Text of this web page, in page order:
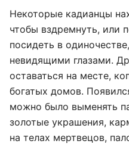
Некоторые кадианцы
чтобы вздремнуть, или
посидеть в
невидящими глазами.
оставаться на месте,
богатых домов.
можно было выменять
золотые украшения,
на телах мертвецов,